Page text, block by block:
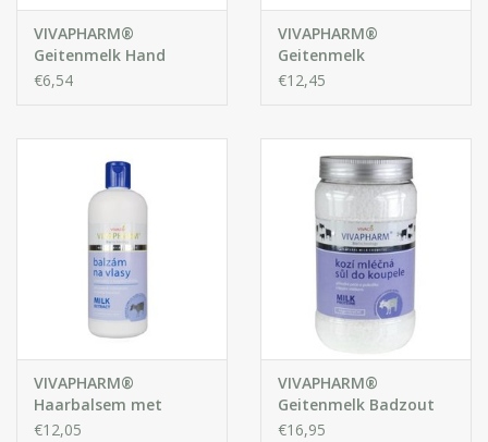
VIVAPHARM®
Geitenmelk Hand
Crème
€6,54
VIVAPHARM®
Geitenmelk
verzorgende Shampoo
€12,45
VIVAPHARM®
Haarbalsem met
Geitenmelk Extracten
€12,05
VIVAPHARM®
Geitenmelk Badzout
€16,95